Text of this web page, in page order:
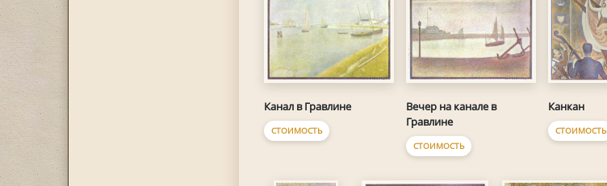
Канал в Гравлине
СТОИМОСТЬ
Вечер на канале в
Гравлине
СТОИМОСТЬ
Канкан
СТОИМОСТЬ